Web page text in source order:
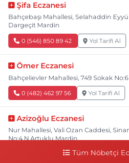
Şifa Eczanesi
Bahçebaşı Mahallesi, Selahaddin
Dargeçit Mardin
0 (546) 850 89 42 Yol Tarifi Al
Ömer Eczanesi
Bahçelievler Mahallesi, 749 Sokak
0 (482) 462 97 56 Yol Tarifi Al
Azizoğlu Eczanesi
Nur Mahallesi, Vali Ozan Caddesi,
No:4 N Artuklu Mardin
0 (482) 502 22 22 Yol Tarifi Al
Tüm Nöbetçi